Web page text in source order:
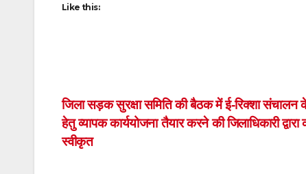
Like this:
Post
navigation
जिला सड़क सुरक्षा समिति की बैठक में ई-रिक्शा संचालन
हेतु व्यापक कार्ययोजना तैयार करने की जिलाधिकारी द्वारा
स्वीकृत